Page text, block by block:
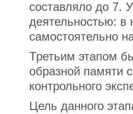
составляло до 7.
деятельностью: в
самостоятельно
Третьим этапом
образной памяти
контрольного
Цель данного